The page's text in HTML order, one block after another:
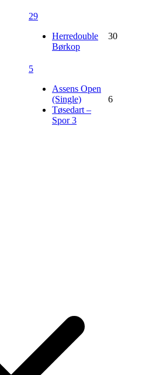
29
Herredouble
Børkop
30
5
Assens Open
(Single)
Tøsedart –
Spor 3
6